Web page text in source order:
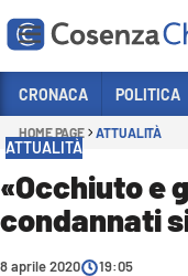
Sezioni
CRONACA
POLITICA
CRONACA POLITICA
HOME PAGE ATTUALITÀ
ATTUALITÀ
«Occhiuto e
condannati
8 aprile 2020 19:05